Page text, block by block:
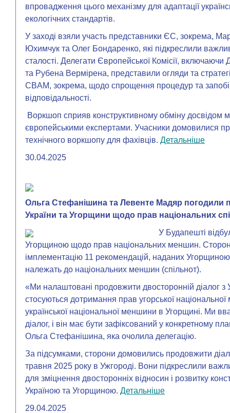
впровадження цього механізму для адаптації
екологічних стандартів.
У заході взяли участь представники ЄС, зокрема,
Юхимчук та Олег Бондаренко, які підкреслили
сталості. Делегати Європейської Комісії,
та Рубена Вермірена, представили огляди та
CBAM, зокрема, щодо спрощення процедур та
відповідальності.
Воркшоп сприяв конструктивному обміну досвідом
європейськими експертами. Учасники домовилися
технічного воркшопу для фахівців. Детальніше
30.04.2025
Ольга Стефанішина та Левенте Мадяр погодили
України та Угорщини щодо прав національних
У Будапешті
Угорщиною щодо прав національних меншин.
імплементацію 11 рекомендацій, наданих
належать до національних меншин (спільнот).
«Ми налаштовані продовжити двосторонній діалог
стосуються дотримання прав угорської
української національної меншини в Угорщині. Ми
діалог, і він має бути зафіксований у конкретному
Ольга Стефанішина, яка очолила делегацію.
За підсумками, сторони домовились продовжити
травня 2025 року в Ужгороді. Вони підкреслили
для зміцнення двосторонніх відносин і розвитку
Україною та Угорщиною. Детальніше
29.04.2025